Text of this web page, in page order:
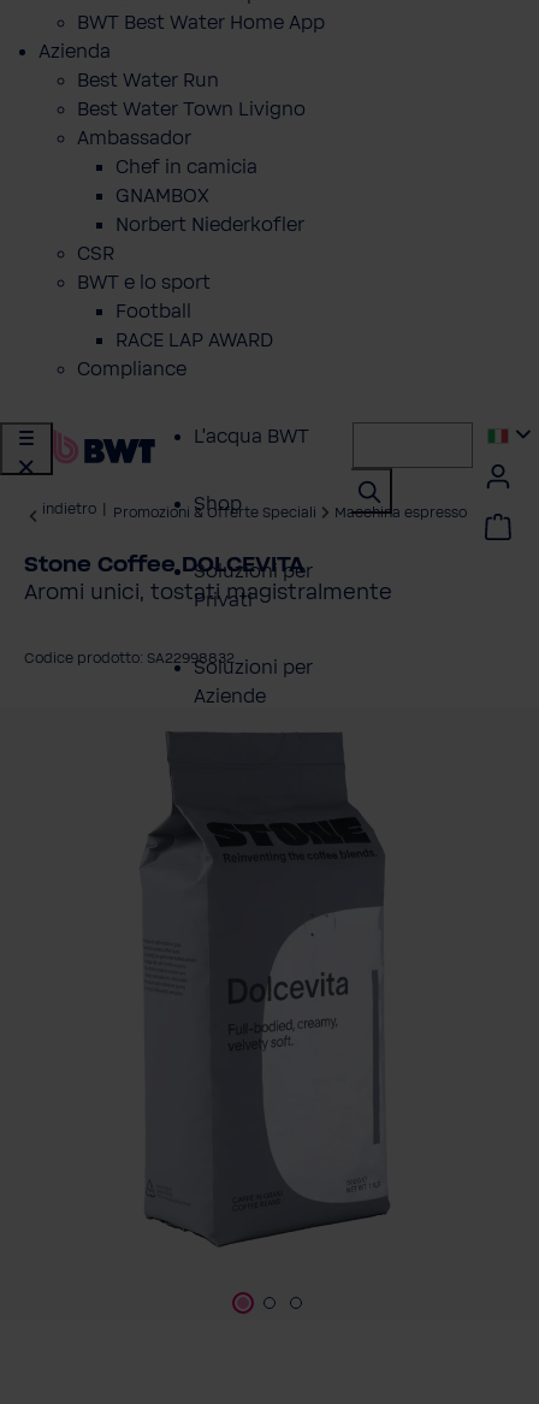
BWT Best Water Home App
Azienda
Best Water Run
Best Water Town Livigno
Ambassador
Chef in camicia
GNAMBOX
Norbert Niederkofler
CSR
BWT e lo sport
Football
RACE LAP AWARD
Compliance
L'acqua BWT
Shop
Soluzioni per
Privati
Soluzioni per
Aziende
Azienda
indietro Promozioni & Offerte Speciali Macchina espresso
Stone Coffee DOLCEVITA
Aromi unici, tostati magistralmente
Codice prodotto: SA22998832